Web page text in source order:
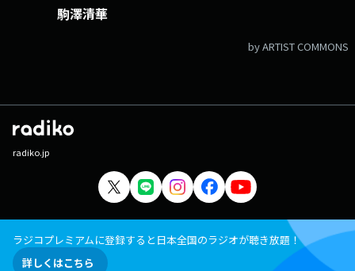
駒澤清華
by ARTIST COMMONS
radiko.jp
ラジコプレミアムに登録すると日本全国のラジオが聴き放題！
詳しくはこちら